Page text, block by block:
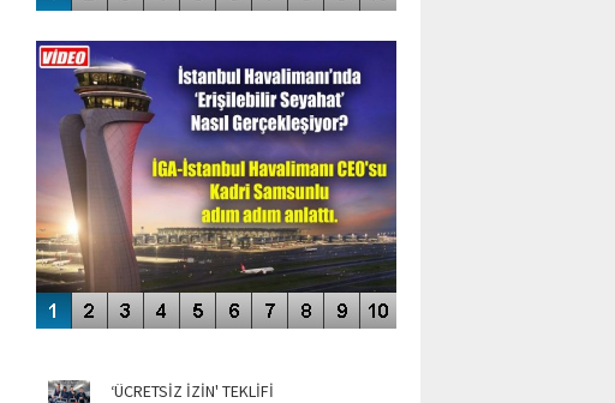
ENGELLERİN AŞILDIĞI HAVALİMANI
‘ÜCRETSİZ İZİN' TEKLİFİ